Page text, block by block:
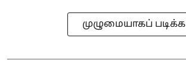
முழுமையாகப் படிக்க